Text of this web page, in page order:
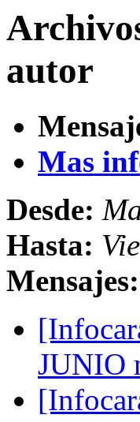
autor
Mas
Desde:
Hasta:
Mensajes:
JUNIO